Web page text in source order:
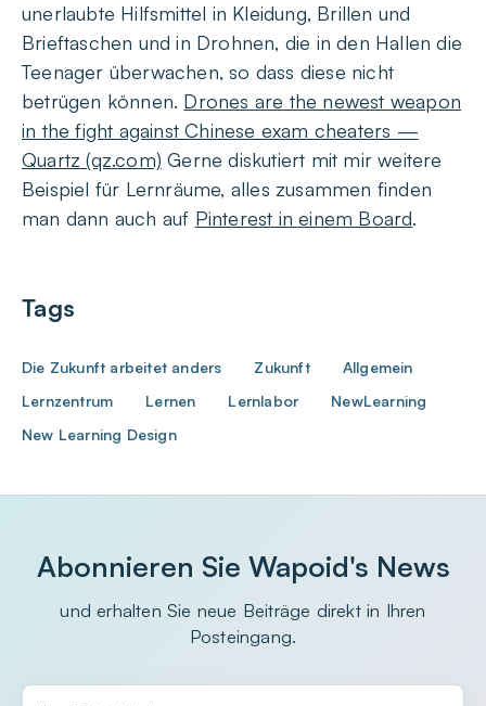
unerlaubte Hilfsmittel in Kleidung, Brillen und
Brieftaschen und in Drohnen, die in den Hallen die
Teenager überwachen, so dass diese nicht
betrügen können. Drones are the newest weapon
in the fight against Chinese exam cheaters —
Quartz (qz.com) Gerne diskutiert mit mir weitere
Beispiel für Lernräume, alles zusammen finden
man dann auch auf Pinterest in einem Board.
Tags
Die Zukunft arbeitet anders Zukunft
Allgemein
Lernzentrum
Lernen Lernlabor
NewLearning
New Learning Design
Abonnieren Sie Wapoid's News
und erhalten Sie neue Beiträge direkt in Ihren
Posteingang.
Ihre E-Mail-Adresse